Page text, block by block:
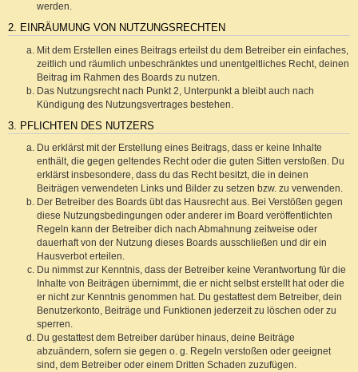
werden.
2. EINRÄUMUNG VON NUTZUNGSRECHTEN
Mit dem Erstellen eines Beitrags erteilst du dem Betreiber ein einfaches,
zeitlich und räumlich unbeschränktes und unentgeltliches Recht, deinen
Beitrag im Rahmen des Boards zu nutzen.
Das Nutzungsrecht nach Punkt 2, Unterpunkt a bleibt auch nach
Kündigung des Nutzungsvertrages bestehen.
3. PFLICHTEN DES NUTZERS
Du erklärst mit der Erstellung eines Beitrags, dass er keine Inhalte
enthält, die gegen geltendes Recht oder die guten Sitten verstoßen. Du
erklärst insbesondere, dass du das Recht besitzt, die in deinen
Beiträgen verwendeten Links und Bilder zu setzen bzw. zu verwenden.
Der Betreiber des Boards übt das Hausrecht aus. Bei Verstößen gegen
diese Nutzungsbedingungen oder anderer im Board veröffentlichten
Regeln kann der Betreiber dich nach Abmahnung zeitweise oder
dauerhaft von der Nutzung dieses Boards ausschließen und dir ein
Hausverbot erteilen.
Du nimmst zur Kenntnis, dass der Betreiber keine Verantwortung für die
Inhalte von Beiträgen übernimmt, die er nicht selbst erstellt hat oder die
er nicht zur Kenntnis genommen hat. Du gestattest dem Betreiber, dein
Benutzerkonto, Beiträge und Funktionen jederzeit zu löschen oder zu
sperren.
Du gestattest dem Betreiber darüber hinaus, deine Beiträge
abzuändern, sofern sie gegen o. g. Regeln verstoßen oder geeignet
sind, dem Betreiber oder einem Dritten Schaden zuzufügen.